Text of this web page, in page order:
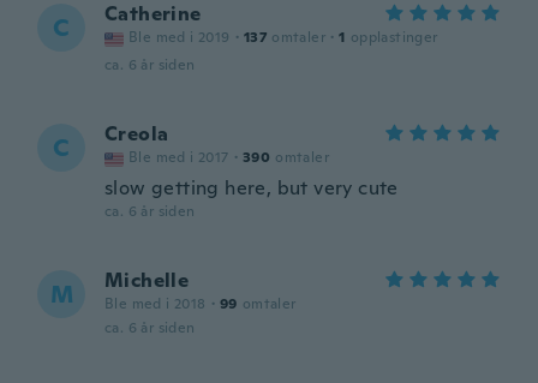
C Catherine
Ble med i 2019 · 137 omtaler · 1 opplastinger
ca. 6 år siden
C Creola
Ble med i 2017 · 390 omtaler
slow getting here, but very cute
ca. 6 år siden
M Michelle
Ble med i 2018 · 99 omtaler
ca. 6 år siden